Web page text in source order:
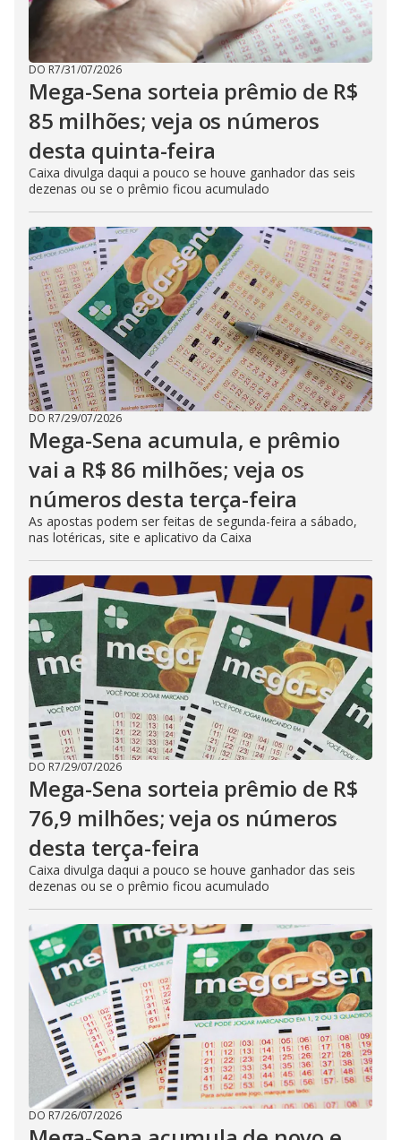
DO R7/31/07/2026
Mega-Sena sorteia prêmio de R$
85 milhões; veja os números
desta quinta-feira
Caixa divulga daqui a pouco se houve ganhador das seis
dezenas ou se o prêmio ficou acumulado
DO R7/29/07/2026
Mega-Sena acumula, e prêmio
vai a R$ 86 milhões; veja os
números desta terça-feira
As apostas podem ser feitas de segunda-feira a sábado,
nas lotéricas, site e aplicativo da Caixa
DO R7/29/07/2026
Mega-Sena sorteia prêmio de R$
76,9 milhões; veja os números
desta terça-feira
Caixa divulga daqui a pouco se houve ganhador das seis
dezenas ou se o prêmio ficou acumulado
DO R7/26/07/2026